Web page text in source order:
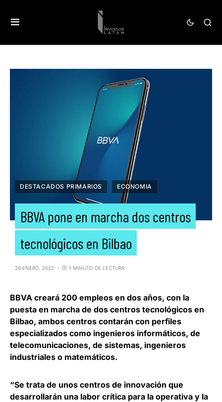
DESTACADOS PRIMARIOS ECONOMIA
BBVA pone en marcha dos centros
tecnológicos en Bilbao
26 ENERO, 2022 1 MINUTO DE LECTURA
BBVA creará 200 empleos en dos años, con la
puesta en marcha de dos centros tecnológicos en
Bilbao, ambos centros contarán con perfiles
especializados como ingenieros informáticos, de
telecomunicaciones, de sistemas, ingenieros
industriales o matemáticos.
“Se trata de unos centros de innovación que
desarrollarán una labor crítica para la operativa y la